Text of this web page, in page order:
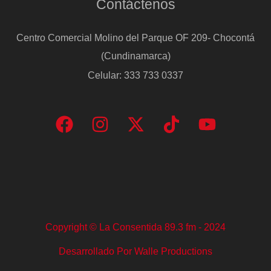
Contáctenos
Centro Comercial Molino del Parque OF 209- Chocontá
(Cundinamarca)
Celular: 333 733 0337
Copyright © La Consentida 89.3 fm - 2024
Desarrollado Por Walle Productions